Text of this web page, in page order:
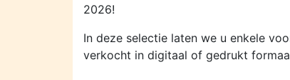
2026!
In deze selectie laten we u enkele
verkocht in digitaal of gedrukt